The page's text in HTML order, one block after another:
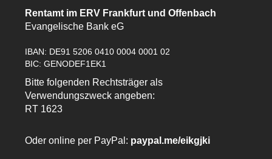
Rentamt im ERV Frankfurt und Offenbach
Evangelische Bank eG
IBAN: DE91 5206 0410 0004 0001 02
BIC: GENODEF1EK1
Bitte folgenden Rechtsträger als
Verwendungszweck angeben:
RT 1623
Oder online per PayPal: paypal.me/eikgjki